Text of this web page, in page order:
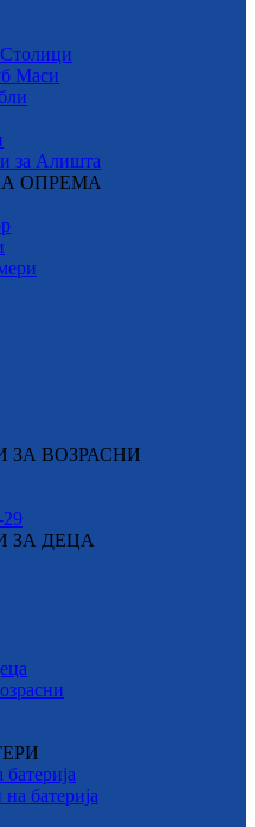
Маси
за Алишта
ОПРЕМА
ЗА ВОЗРАСНИ
29
ЗА ДЕЦА
батерија